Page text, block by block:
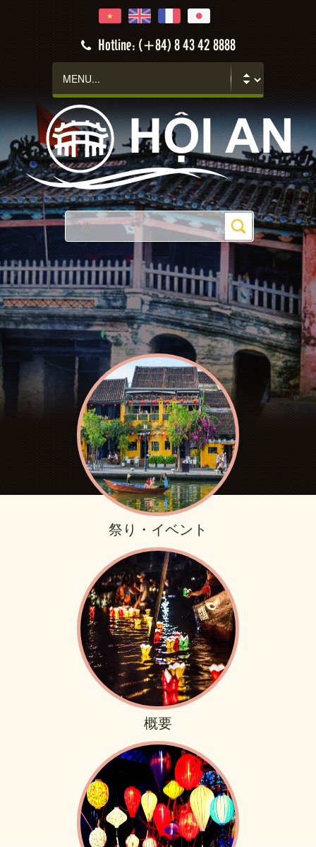
Hotline: (+84) 8 43 42 8888
祭り・イベント
概要